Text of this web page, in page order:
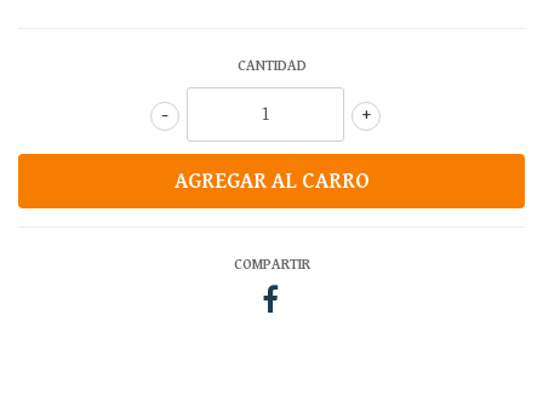
CANTIDAD
+
-
COMPARTIR